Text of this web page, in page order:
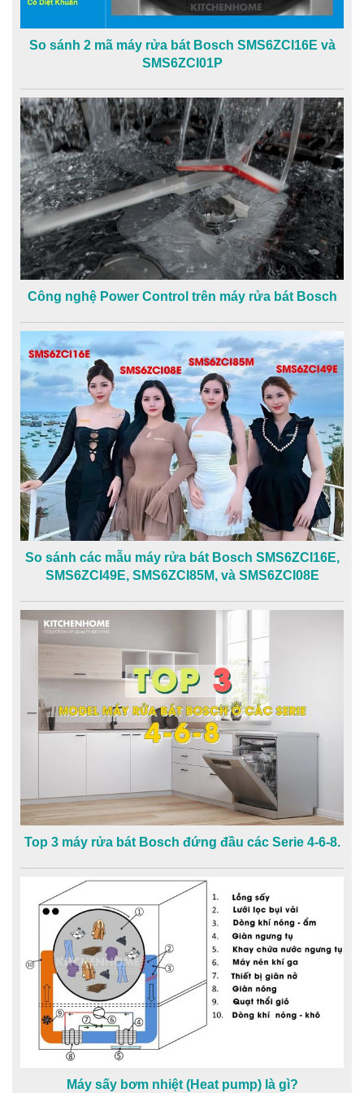
So sánh 2 mã máy rửa bát Bosch SMS6ZCI16E và
SMS6ZCI01P
Công nghệ Power Control trên máy rửa bát Bosch
So sánh các mẫu máy rửa bát Bosch SMS6ZCI16E,
SMS6ZCI49E, SMS6ZCI85M, và SMS6ZCI08E
Top 3 máy rửa bát Bosch đứng đầu các Serie 4-6-8.
Máy sấy bơm nhiệt (Heat pump) là gì?